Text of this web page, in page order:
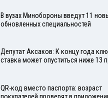
В вузах Минобороны введут 11
обновленных специальностей
Депутат Аксаков: К концу года
ставка может опуститься ниже 13
QR-код вместо паспорта: возраст